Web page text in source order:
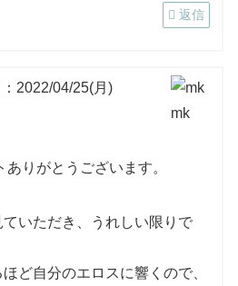
返信
2022/04/25(月)
りがとうございます。
いただき、うれしい限りで
ど自分のエロスに響くので、